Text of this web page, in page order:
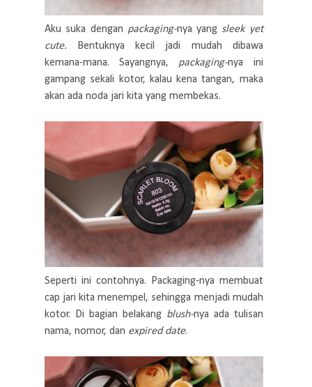
Aku suka dengan packaging-nya yang sleek yet
cute.
Bentuknya kecil jadi mudah dibawa
kemana-mana. Sayangnya, packaging-nya ini
gampang sekali kotor, kalau kena tangan, maka
akan ada noda jari kita yang membekas.
Seperti ini contohnya. Packaging-nya membuat
cap jari kita menempel, sehingga menjadi mudah
kotor. Di bagian belakang blush-nya ada tulisan
nama, nomor, dan expired date.